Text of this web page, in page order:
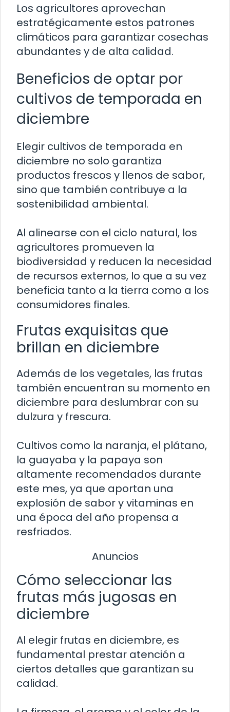
Los agricultores aprovechan
estratégicamente estos patrones
climáticos para garantizar cosechas
abundantes y de alta calidad.
Beneficios de optar por
cultivos de temporada en
diciembre
Elegir cultivos de temporada en
diciembre no solo garantiza
productos frescos y llenos de sabor,
sino que también contribuye a la
sostenibilidad ambiental.
Al alinearse con el ciclo natural, los
agricultores promueven la
biodiversidad y reducen la necesidad
de recursos externos, lo que a su vez
beneficia tanto a la tierra como a los
consumidores finales.
Frutas exquisitas que
brillan en diciembre
Además de los vegetales, las frutas
también encuentran su momento en
diciembre para deslumbrar con su
dulzura y frescura.
Cultivos como la naranja, el plátano,
la guayaba y la papaya son
altamente recomendados durante
este mes, ya que aportan una
explosión de sabor y vitaminas en
una época del año propensa a
resfriados.
Anuncios
Cómo seleccionar las
frutas más jugosas en
diciembre
Al elegir frutas en diciembre, es
fundamental prestar atención a
ciertos detalles que garantizan su
calidad.